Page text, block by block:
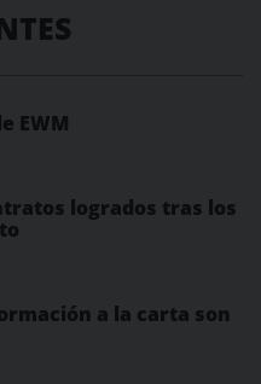
EWM
logrados tras los
a la carta son